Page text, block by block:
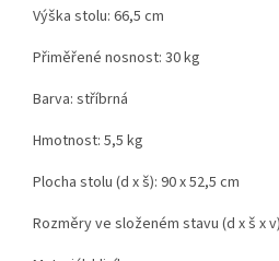
Výška stolu: 66,5 cm
Přiměřené nosnost: 30 kg
Barva: stříbrná
Hmotnost: 5,5 kg
Plocha stolu (d x š): 90 x 52,5 cm
Rozměry ve složeném stavu (d x š x